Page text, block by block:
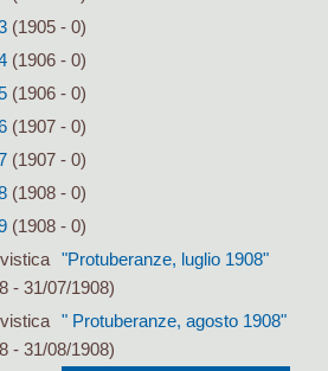
(1905 - 0)
(1906 - 0)
(1906 - 0)
(1907 - 0)
(1907 - 0)
(1908 - 0)
(1908 - 0)
"Protuberanze, luglio 1908"
- 31/07/1908)
" Protuberanze, agosto 1908"
- 31/08/1908)